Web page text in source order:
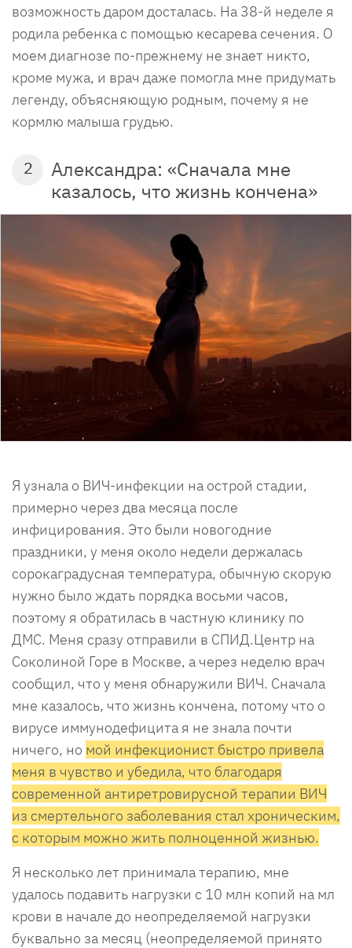
возможность даром досталась. На 38-й неделе я
родила ребенка с помощью кесарева сечения. О
моем диагнозе по-прежнему не знает никто,
кроме мужа, и врач даже помогла мне придумать
легенду, объясняющую родным, почему я не
кормлю малыша грудью.
2
Александра: «Сначала мне
казалось, что жизнь кончена»
Я узнала о ВИЧ-инфекции на острой стадии,
примерно через два месяца после
инфицирования. Это были новогодние
праздники, у меня около недели держалась
сорокаградусная температура, обычную скорую
нужно было ждать порядка восьми часов,
поэтому я обратилась в частную клинику по
ДМС. Меня сразу отправили в СПИД.Центр на
Соколиной Горе в Москве, а через неделю врач
сообщил, что у меня обнаружили ВИЧ. Сначала
мне казалось, что жизнь кончена, потому что о
вирусе иммунодефицита я не знала почти
ничего, но мой инфекционист быстро привела
меня в чувство и убедила, что благодаря
современной антиретровирусной терапии ВИЧ
из смертельного заболевания стал хроническим,
с которым можно жить полноценной жизнью.
Я несколько лет принимала терапию, мне
удалось подавить нагрузки с 10 млн копий на мл
крови в начале до неопределяемой нагрузки
буквально за месяц (неопределяемой принято